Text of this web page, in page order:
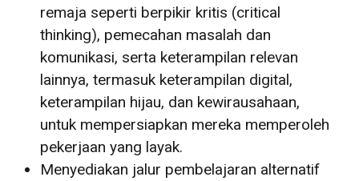
remaja seperti berpikir kritis (critical
thinking), pemecahan masalah dan
komunikasi, serta keterampilan relevan
lainnya, termasuk keterampilan digital,
keterampilan hijau, dan kewirausahaan,
untuk mempersiapkan mereka memperoleh
pekerjaan yang layak.
Menyediakan jalur pembelajaran alternatif